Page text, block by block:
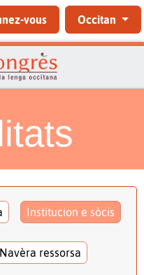
vous Occitan
Institucion e sòcis
Navèra ressorsa